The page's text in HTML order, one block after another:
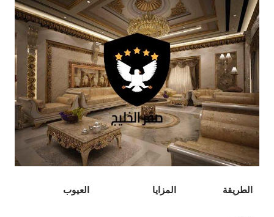
الطريقة المزايا العيوب